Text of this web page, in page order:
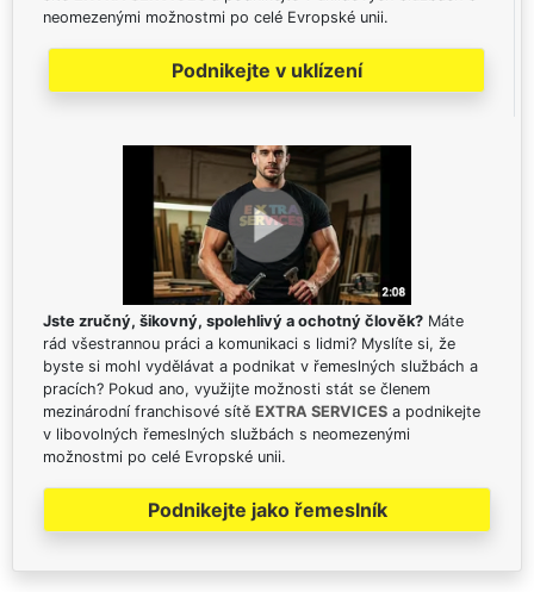
neomezenými možnostmi po celé Evropské unii.
Podnikejte v uklízení
Jste zručný, šikovný, spolehlivý a ochotný člověk? Máte
rád všestrannou práci a komunikaci s lidmi? Myslíte si, že
byste si mohl vydělávat a podnikat v řemeslných službách a
pracích? Pokud ano, využijte možnosti stát se členem
mezinárodní franchisové sítě EXTRA SERVICES a podnikejte
v libovolných řemeslných službách s neomezenými
možnostmi po celé Evropské unii.
Podnikejte jako řemeslník